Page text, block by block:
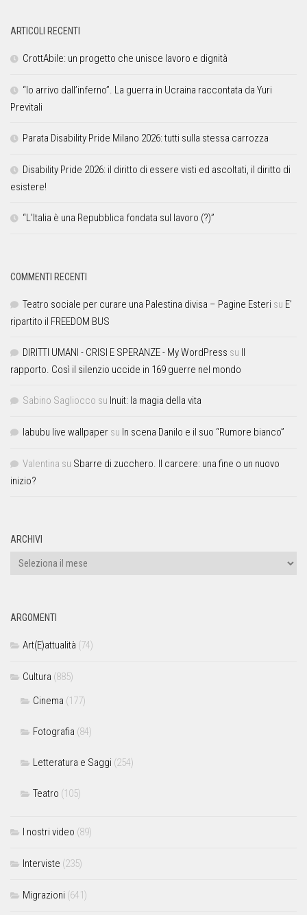
ARTICOLI RECENTI
CrottAbile: un progetto che unisce lavoro e dignità
“Io arrivo dall’inferno”. La guerra in Ucraina raccontata da Yuri
Previtali
Parata Disability Pride Milano 2026: tutti sulla stessa carrozza
Disability Pride 2026: il diritto di essere visti ed ascoltati, il diritto di
esistere!
“L’Italia è una Repubblica fondata sul lavoro (?)”
COMMENTI RECENTI
Teatro sociale per curare una Palestina divisa – Pagine Esteri su E’
ripartito il FREEDOM BUS
DIRITTI UMANI - CRISI E SPERANZE - My WordPress su Il
rapporto. Così il silenzio uccide in 169 guerre nel mondo
Sabino Sagliocco su Inuit: la magia della vita
labubu live wallpaper su In scena Danilo e il suo “Rumore bianco”
Valentina su Sbarre di zucchero. Il carcere: una fine o un nuovo
inizio?
ARCHIVI
ARGOMENTI
Art(E)attualità (74)
Cultura (885)
Cinema (177)
Fotografia (84)
Letteratura e Saggi (254)
Teatro (105)
I nostri video (89)
Interviste (235)
Migrazioni (641)